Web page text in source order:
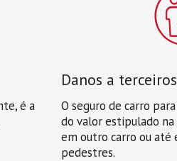
é a
Danos a terceiros
O seguro de carro
do valor estipulado na
em outro carro ou até
pedestres.